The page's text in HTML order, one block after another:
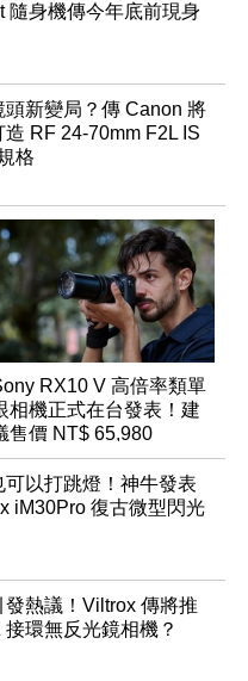
隨身機傳今年底前現身
頭新變局？傳 Canon 將
RF 24-70mm F2L IS
格
RX10 V 高倍率類單
相機正式在台發表！建
售價 NT$ 65,980
可以打跳燈！神牛發表
iM30Pro 復古微型閃光
發熱議！Viltrox 傳將推
環無反光鏡相機？